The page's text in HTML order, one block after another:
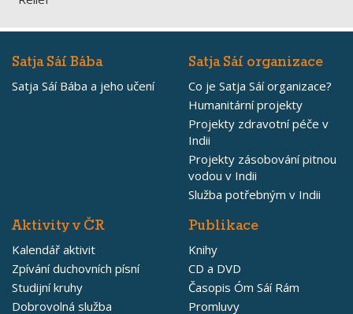
Satja Sáí Bába
Satja Sáí Bába a jeho učení
Satja Sáí organizace
Co je Satja Sáí organizace?
Humanitární projekty
Projekty zdravotní péče v
Indii
Projekty zásobování pitnou
vodou v Indii
Služba potřebným v Indii
Aktivity v ČR
Kalendář aktivit
Zpívání duchovních písní
Studijní kruhy
Dobrovolná služba
Publikace
Knihy
CD a DVD
Časopis Óm Sáí Rám
Promluvy